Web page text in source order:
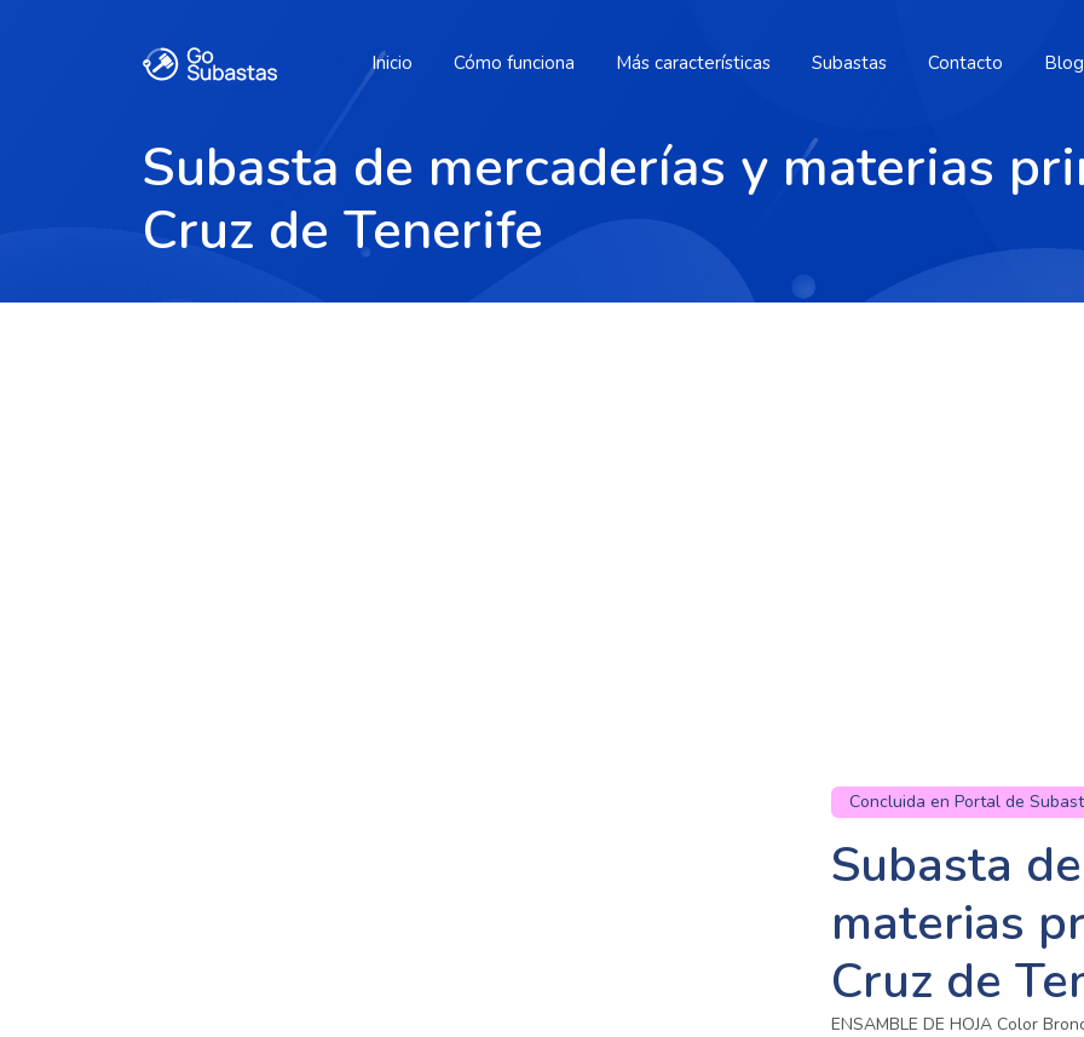
Inicio Cómo funciona Más características Subastas Contacto Blog
Subasta de mercaderías y materias
Cruz de Tenerife
Concluida en Portal de
Subasta
materias
Cruz de
ENSAMBLE DE HOJA Color